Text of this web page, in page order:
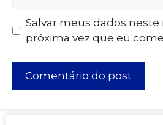
Salvar meus dados neste
próxima vez que eu